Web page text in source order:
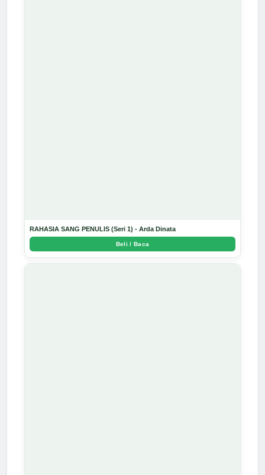
RAHASIA SANG PENULIS (Seri 1) - Arda Dinata
Beli / Baca